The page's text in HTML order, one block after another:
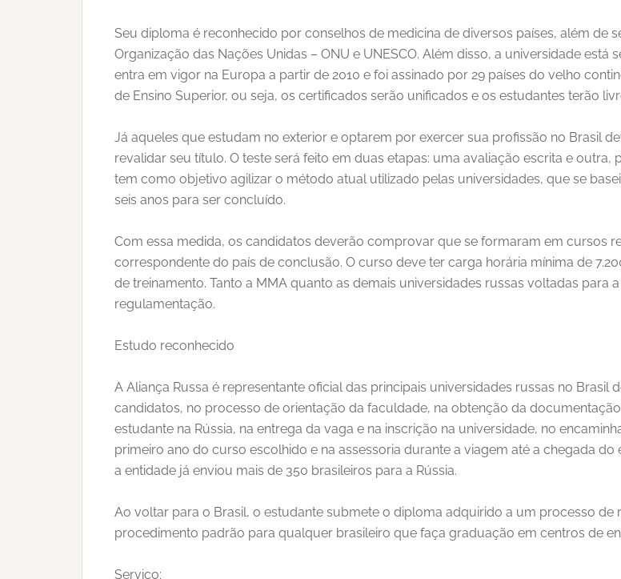
Seu diploma é reconhecido por conselhos de medicina de diversos países, além de
Organização das Nações Unidas – ONU e UNESCO. Além disso, a universidade
entra em vigor na Europa a partir de 2010 e foi assinado por 29 países do velho
de Ensino Superior, ou seja, os certificados serão unificados e os estudantes terão
Já aqueles que estudam no exterior e optarem por exercer sua profissão no Brasil
revalidar seu título. O teste será feito em duas etapas: uma avaliação escrita e
tem como objetivo agilizar o método atual utilizado pelas universidades, que se
seis anos para ser concluído.
Com essa medida, os candidatos deverão comprovar que se formaram em cursos
correspondente do país de conclusão. O curso deve ter carga horária mínima de
de treinamento. Tanto a MMA quanto as demais universidades russas voltadas para
regulamentação.
Estudo reconhecido
A Aliança Russa é representante oficial das principais universidades russas no Brasil
candidatos, no processo de orientação da faculdade, na obtenção da
estudante na Rússia, na entrega da vaga e na inscrição na universidade, no
primeiro ano do curso escolhido e na assessoria durante a viagem até a chegada
a entidade já enviou mais de 350 brasileiros para a Rússia.
Ao voltar para o Brasil, o estudante submete o diploma adquirido a um processo
procedimento padrão para qualquer brasileiro que faça graduação em centros de
Serviço: